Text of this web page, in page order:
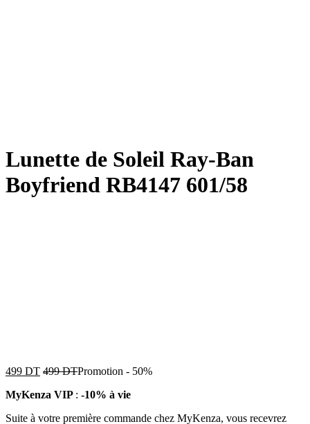
Lunette de Soleil Ray-Ban
Boyfriend RB4147 601/58
499 DT 499DTPromotion - 50%
MyKenza VIP : -10% à vie
Suite à votre première commande chez MyKenza, vous recevrez